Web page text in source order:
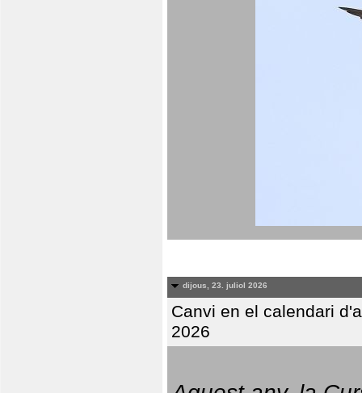
dijous, 23. juliol 2026
Canvi en el calendari
2026